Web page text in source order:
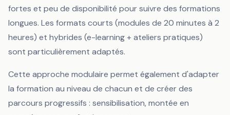
fortes et peu de disponibilité pour suivre des formations
longues. Les formats courts (modules de 20 minutes à 2
heures) et hybrides (e-learning + ateliers pratiques)
sont particulièrement adaptés.
Cette approche modulaire permet également d'adapter
la formation au niveau de chacun et de créer des
parcours progressifs : sensibilisation, montée en